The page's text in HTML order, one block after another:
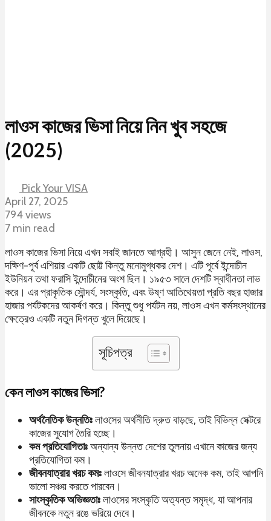
লাওস কাজের ভিসা নিয়ে নিন খুব সহজে
(2025)
Pick Your VISA
April 27, 2025
794 views
7 min read
লাওস কাজের ভিসা নিয়ে এখন সবাই জানতে আগ্রহী। আসুন জেনে নেই, লাওস,
দক্ষিণ-পূর্ব এশিয়ার একটি ছোট্ট কিন্তু মনোমুগ্ধকর দেশ। এটি পূর্বে ইন্দোচীন
ইউনিয়ন তথা ফরাসি ইন্দোচীনের অংশ ছিল। ১৯৫৩ সালে দেশটি স্বাধীনতা লাভ
করে। এর প্রাকৃতিক সৌন্দর্য, সংস্কৃতি, এবং উষ্ণ আতিথেয়তা প্রতি বছর হাজার
হাজার পর্যটকদের আকর্ষণ করে। কিন্তু শুধু পর্যটন নয়, লাওস এখন কর্মসংস্থানের
ক্ষেত্রেও একটি নতুন দিগন্ত খুলে দিয়েছে।
সূচিপত্র
কেন লাওস কাজের ভিসা?
অর্থনৈতিক উন্নতিঃলাওসের অর্থনীতি দ্রুত বাড়ছে, তাই বিভিন্ন সেক্টরে
কাজের সুযোগ তৈরি হচ্ছে।
কম প্রতিযোগিতাঃঅন্যান্য উন্নত দেশের তুলনায় এখানে কাজের জন্য
প্রতিযোগিতা কম।
জীবনযাত্রার খরচ কমঃলাওসে জীবনযাত্রার খরচ অনেক কম, তাই আপনি
ভালো সঞ্চয় করতে পারবেন।
সাংস্কৃতিক অভিজ্ঞতাঃলাওসের সংস্কৃতি অত্যন্ত সমৃদ্ধ, যা আপনার
জীবনকে নতুন রঙে ভরিয়ে দেবে।